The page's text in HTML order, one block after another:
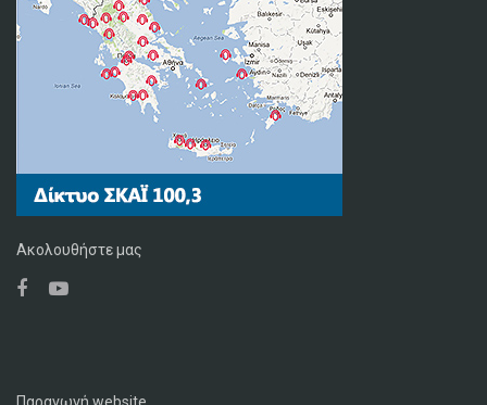
Ακολουθήστε μας